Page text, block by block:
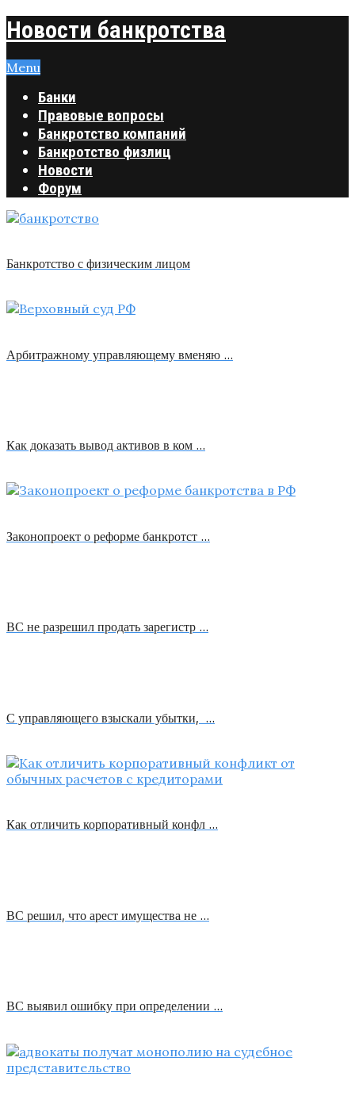
Новости банкротства
Menu
Банки
Правовые вопросы
Банкротство компаний
Банкротство физлиц
Новости
Форум
Банкротство с физическим лицом
Арбитражному управляющему вменяю …
Как доказать вывод активов в ком …
Законопроект о реформе банкротст …
ВС не разрешил продать зарегистр …
С управляющего взыскали убытки, …
Как отличить корпоративный конфл …
ВС решил, что арест имущества не …
ВС выявил ошибку при определении …